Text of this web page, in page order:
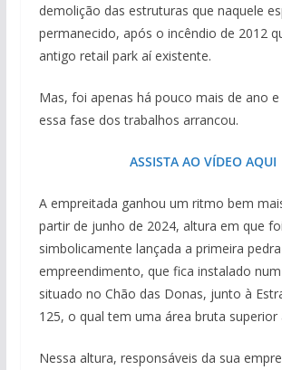
demolição das estruturas que naquele
permanecido, após o incêndio de 2012
antigo retail park aí existente.
Mas, foi apenas há pouco mais de ano
essa fase dos trabalhos arrancou.
ASSISTA AO VÍDEO AQUI
A empreitada ganhou um ritmo bem
partir de junho de 2024, altura em que foi
simbolicamente lançada a primeira
empreendimento, que fica instalado
situado no Chão das Donas, junto à
125, o qual tem uma área bruta superior
Nessa altura, responsáveis da sua